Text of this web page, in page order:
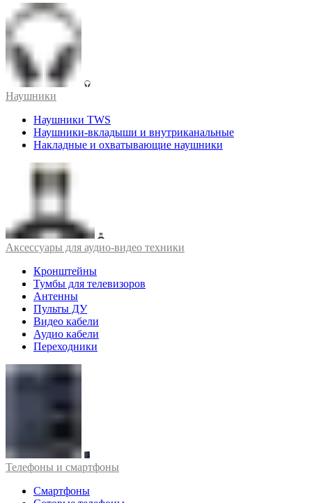
Наушники
Наушники TWS
Наушники-вкладыши и внутриканальные
Накладные и охватывающие наушники
Аксессуары для аудио-видео техники
Кронштейны
Тумбы для телевизоров
Антенны
Пульты ДУ
Видео кабели
Аудио кабели
Переходники
Телефоны и смартфоны
Смартфоны